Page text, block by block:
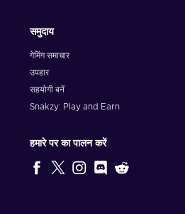
समुदाय
गेमिंग समाचार
उपहार
सहयोगी बनें
Snakzy: Play and Earn
हमारे पर का पालन करें